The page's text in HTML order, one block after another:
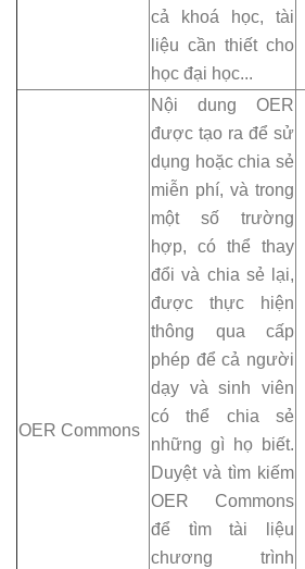
cả khoá học, tài
liệu cần thiết cho
học đại học...
OER Commons
Nội dung OER
được tạo ra để sử
dụng hoặc chia sẻ
miễn phí, và trong
một số trường
hợp, có thể thay
đổi và chia sẻ lại,
được thực hiện
thông qua cấp
phép để cả người
dạy và sinh viên
có thể chia sẻ
những gì họ biết.
Duyệt và tìm kiếm
OER Commons
để tìm tài liệu
chương trình